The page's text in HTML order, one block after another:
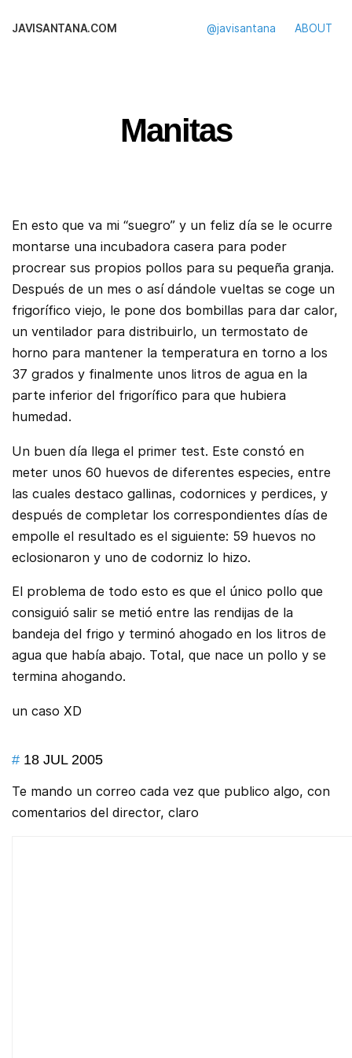
JAVISANTANA.COM @javisantana ABOUT
Manitas
En esto que va mi “suegro” y un feliz día se le ocurre
montarse una incubadora casera para poder
procrear sus propios pollos para su pequeña granja.
Después de un mes o así dándole vueltas se coge un
frigorífico viejo, le pone dos bombillas para dar calor,
un ventilador para distribuirlo, un termostato de
horno para mantener la temperatura en torno a los
37 grados y finalmente unos litros de agua en la
parte inferior del frigorífico para que hubiera
humedad.
Un buen día llega el primer test. Este constó en
meter unos 60 huevos de diferentes especies, entre
las cuales destaco gallinas, codornices y perdices, y
después de completar los correspondientes días de
empolle el resultado es el siguiente: 59 huevos no
eclosionaron y uno de codorniz lo hizo.
El problema de todo esto es que el único pollo que
consiguió salir se metió entre las rendijas de la
bandeja del frigo y terminó ahogado en los litros de
agua que había abajo. Total, que nace un pollo y se
termina ahogando.
un caso XD
# 18 JUL 2005
Te mando un correo cada vez que publico algo, con
comentarios del director, claro